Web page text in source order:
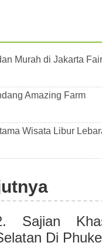
Murah di Jakarta Fair
Amazing Farm
Wisata Libur
Sajian
Di